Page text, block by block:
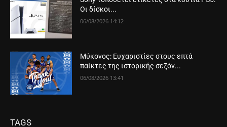
Οι δίσκοι...
06/08/2026 14:12
Μύκονος: Ευχαριστίες στους επτά
παίκτες της ιστορικής σεζόν...
06/08/2026 13:41
TAGS